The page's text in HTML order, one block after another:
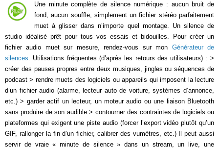
Une minute complète de silence numérique : aucun bruit de
fond, aucun souffle, simplement un fichier stéréo parfaitement
muet à glisser dans n’importe quel montage. Un silence de
studio idéalisé prêt pour tous vos essais et bidouilles. Pour créer un
fichier audio muet sur mesure, rendez-vous sur mon Générateur de
silences. Utilisations fréquentes (d’après les retours des utilisateurs) : >
créer des pauses propres entre deux musiques, jingles ou séquences de
podcast > rendre muets des logiciels ou appareils qui imposent la lecture
d’un fichier audio (alarme, lecteur auto de voiture, systèmes d’annonce,
etc.) > garder actif un lecteur, un moteur audio ou une liaison Bluetooth
sans produire de son audible > contourner des contraintes de logiciels ou
plateformes qui exigent une piste audio (forcer l’export vidéo plutôt qu’un
GIF, rallonger la fin d’un fichier, calibrer des vumètres, etc.) Il peut aussi
servir de vraie « minute de silence » dans un stream, un live, une